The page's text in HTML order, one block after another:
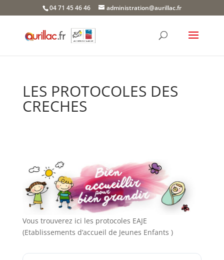
04 71 45 46 46 administration@aurillac.fr
LES PROTOCOLES DES
CRECHES
Vous trouverez ici les protocoles EAJE
(Etablissements d’accueil de Jeunes Enfants )